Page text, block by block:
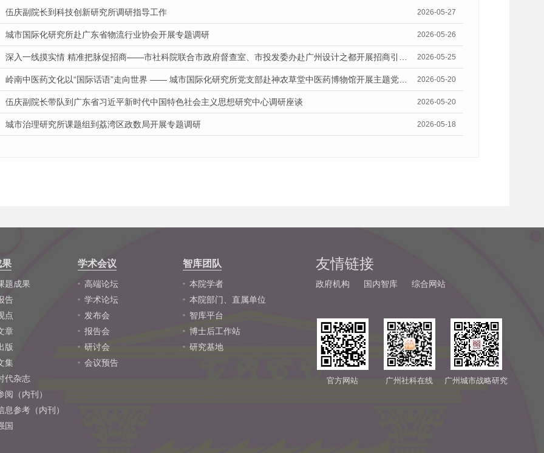
伍庆副院长到科技创新研究所调研指导工作 2026-05-27
城市国际化研究所赴广东省物流行业协会开展专题调研 2026-05-26
深入一线摸实情 精准把脉促招商——市社科院联合市政府督查室、市投发委办赴广州设计之都开展招商引资专题调研 2026-05-25
岭南中医药文化以“国际话语”走向世界 —— 城市国际化研究所党支部赴神农草堂中医药博物馆开展主题党日活动 2026-05-20
伍庆副院长带队到广东省习近平新时代中国特色社会主义思想研究中心调研座谈 2026-05-20
城市治理研究所课题组到荔湾区政数局开展专题调研 2026-05-18
题成果
告
点
章
版
集
代杂志
阅（内刊）
息参考（内刊）
国
学术会议
高端论坛
学术论坛
发布会
报告会
研讨会
会议预告
智库团队
本院学者
本院部门、直属单位
智库平台
博士后工作站
研究基地
友情链接
政府机构 国内智库 综合网站
官方网站 广州社科在线 广州城市战略研究